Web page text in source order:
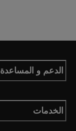
الدعم و المساعدة
الخدمات